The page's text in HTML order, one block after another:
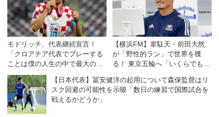
モドリッチ、代表継続宣言！
「クロアチア代表でプレーする
ことは僕の人生の中で最大の誇
り」【Ｗ杯】
【横浜FM】韋駄天・前田大然
が「野性的ラン」で世界を獲
る！ 東京五輪へ「いくらでも走
【日本代表】冨安健洋の起用について森保監督はリ
スク回避の可能性を示唆「数日の練習で国際試合を
戦えるかどうか」